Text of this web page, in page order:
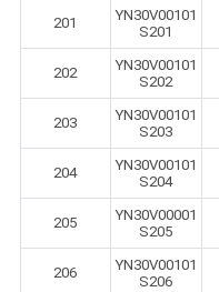
201
YN30V00101
S201
202
YN30V00101
S202
203
YN30V00101
S203
204
YN30V00101
S204
205
YN30V00001
S205
206
YN30V00101
S206